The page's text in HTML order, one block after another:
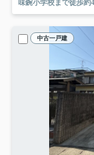
味鋺小学校まで徒歩約
中古一戸建